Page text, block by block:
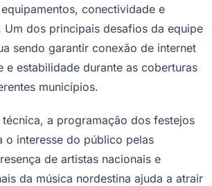
conectividade e
Um dos principais desafios da equipe
sendo garantir conexão de internet
e estabilidade durante as coberturas
municípios.
técnica, a programação dos festejos
o interesse do público pelas
de artistas nacionais e
da música nordestina ajuda a atrair